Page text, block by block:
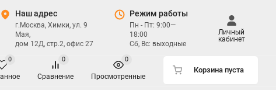
Наш адрес
г.Москва, Химки, ул. 9
Мая,
дом 12Д, стр.2, офис 27
Режим работы
Пн - Пт: 9:00—
18:00
Сб, Вс: выходные
Личный
кабинет
0
Сравнение
0
Просмотренные
0
Корзина пуста